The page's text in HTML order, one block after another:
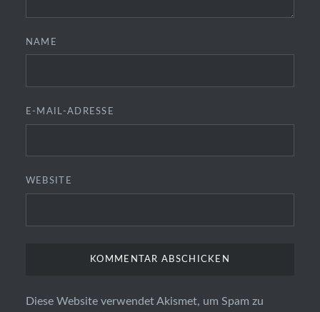
NAME
E-MAIL-ADRESSE
WEBSITE
Diese Website verwendet Akismet, um Spam zu